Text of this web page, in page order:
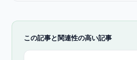
この記事と関連性の高い記事